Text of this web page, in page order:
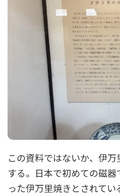
この資料ではないか、伊
する。日本で初めての磁
った伊万里焼きとされて